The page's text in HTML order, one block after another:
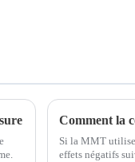
Si la MMT
effets négatifs